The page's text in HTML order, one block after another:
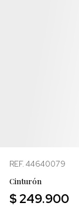
REF. 44640079
Cinturón
$ 249.900